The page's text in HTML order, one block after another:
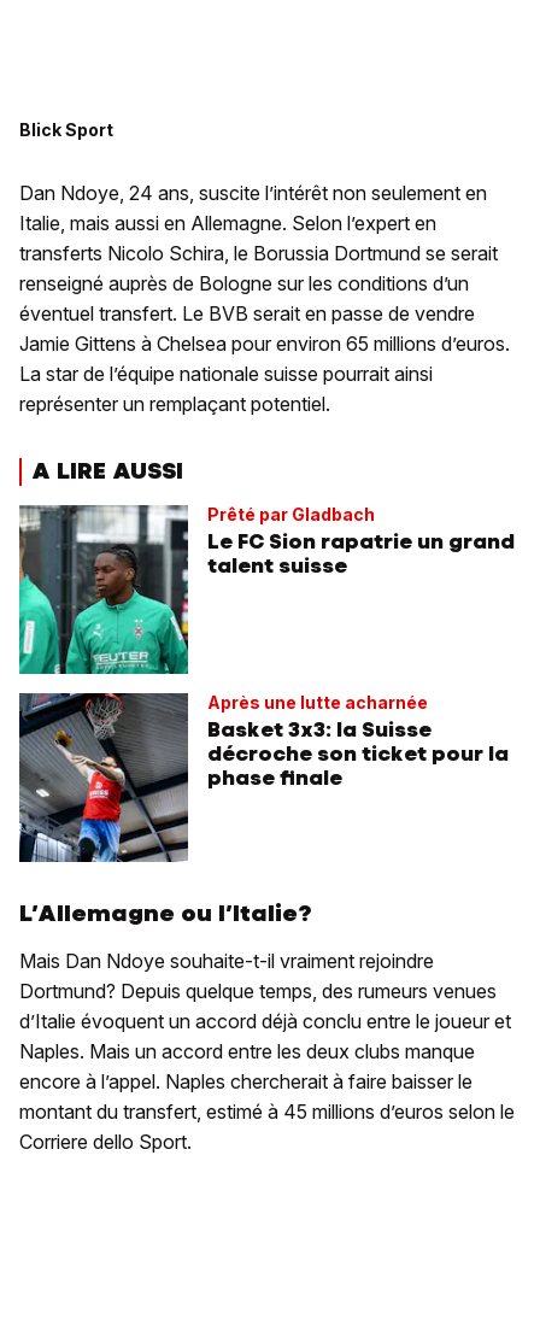
Blick Sport
Dan Ndoye, 24 ans, suscite l’intérêt non seulement en
Italie, mais aussi en Allemagne. Selon l’expert en
transferts Nicolo Schira, le Borussia Dortmund se serait
renseigné auprès de Bologne sur les conditions d’un
éventuel transfert. Le BVB serait en passe de vendre
Jamie Gittens à Chelsea pour environ 65 millions d’euros.
La star de l’équipe nationale suisse pourrait ainsi
représenter un remplaçant potentiel.
A LIRE AUSSI
Prêté par Gladbach
Le FC Sion rapatrie un grand
talent suisse
Après une lutte acharnée
Basket 3x3: la Suisse
décroche son ticket pour la
phase finale
L’Allemagne ou l’Italie?
Mais Dan Ndoye souhaite-t-il vraiment rejoindre
Dortmund? Depuis quelque temps, des rumeurs venues
d’Italie évoquent un accord déjà conclu entre le joueur et
Naples. Mais un accord entre les deux clubs manque
encore à l’appel. Naples chercherait à faire baisser le
montant du transfert, estimé à 45 millions d’euros selon le
Corriere dello Sport.